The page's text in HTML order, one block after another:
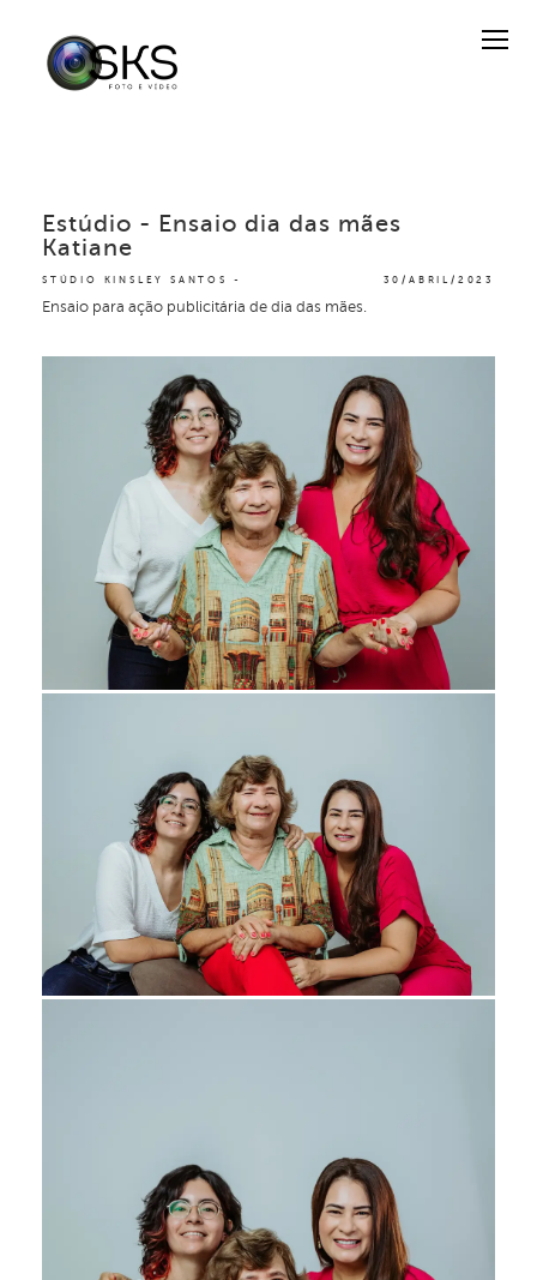
STÚDIO KINSLEY SANTOS 30/ABRIL/2023
Estúdio - Ensaio dia das mães
Katiane
Ensaio para ação publicitária de dia das mães.